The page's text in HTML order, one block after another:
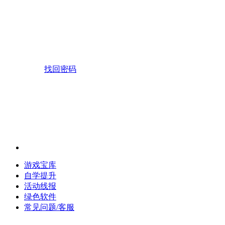
找回密码
游戏宝库
自学提升
活动线报
绿色软件
常见问题/客服